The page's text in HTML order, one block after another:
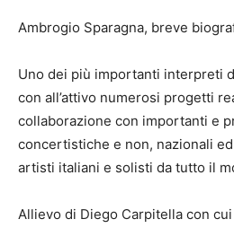
Ambrogio Sparagna, breve
Uno dei più importanti interpreti
con all’attivo numerosi progetti
collaborazione con importanti e
concertistiche e non, nazionali
artisti italiani e solisti da tutto il
Allievo di Diego Carpitella con